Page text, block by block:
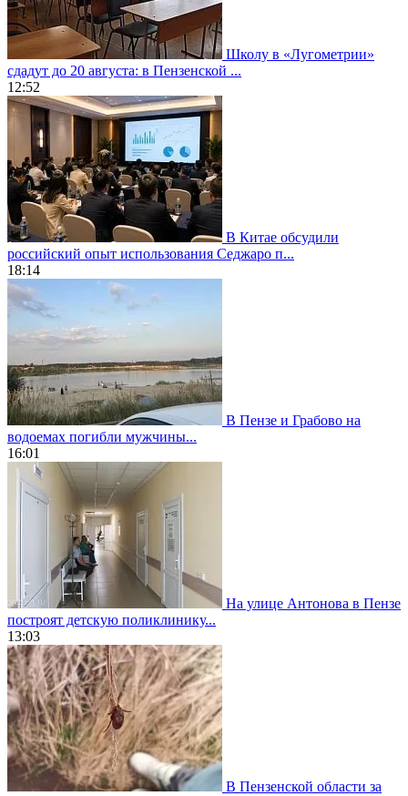
Школу в «Лугометрии»
сдадут до 20 августа: в Пензенской ...
12:52
В Китае обсудили
российский опыт использования Седжаро п...
18:14
В Пензе и Грабово на
водоемах погибли мужчины...
16:01
На улице Антонова в Пензе
построят детскую поликлинику...
13:03
В Пензенской области за